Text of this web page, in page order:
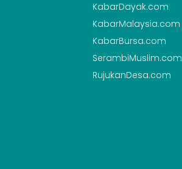
KabarDayak.com
KabarMalaysia.com
KabarBursa.com
SerambiMuslim.com
RujukanDesa.com